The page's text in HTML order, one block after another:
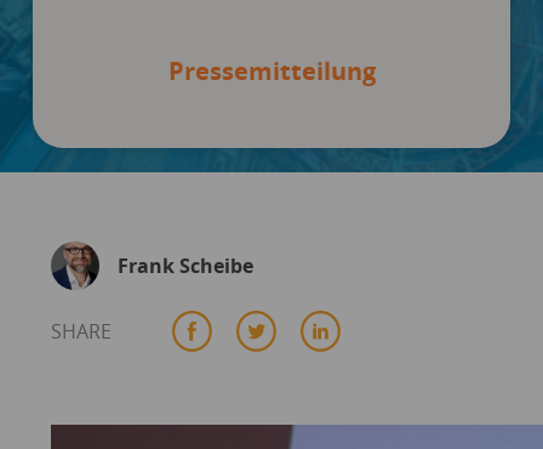
Pressemitteilung
Frank Scheibe
SHARE